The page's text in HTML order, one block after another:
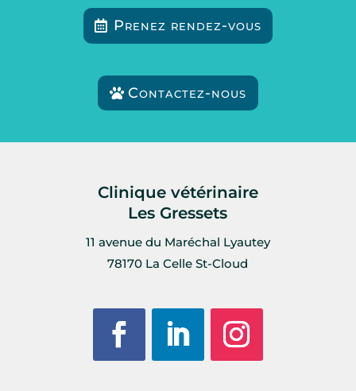
Prenez rendez-vous
Contactez-nous
Clinique vétérinaire
Les Gressets
11 avenue du Maréchal Lyautey
78170 La Celle St-Cloud